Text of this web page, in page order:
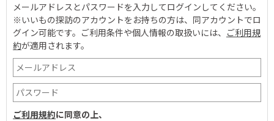
メールアドレスとパスワードを入力してログインしてください。
※いいもの探訪のアカウントをお持ちの方は、同アカウントでロ
グイン可能です。 ご利用条件や個人情報の取扱いには、 ご利用規
約が適用されます。
ご利用規約に同意の上、